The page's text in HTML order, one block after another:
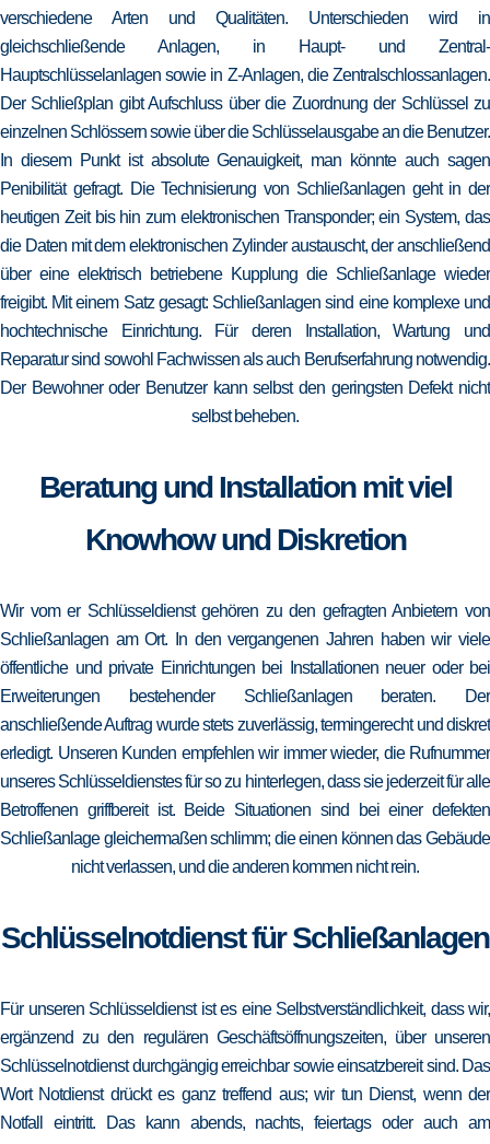
verschiedene Arten und Qualitäten. Unterschieden wird in
gleichschließende Anlagen, in Haupt- und Zentral-
Hauptschlüsselanlagen sowie in Z-Anlagen, die Zentralschlossanlagen.
Der Schließplan gibt Aufschluss über die Zuordnung der Schlüssel zu
einzelnen Schlössern sowie über die Schlüsselausgabe an die Benutzer.
In diesem Punkt ist absolute Genauigkeit, man könnte auch sagen
Penibilität gefragt. Die Technisierung von Schließanlagen geht in der
heutigen Zeit bis hin zum elektronischen Transponder; ein System, das
die Daten mit dem elektronischen Zylinder austauscht, der anschließend
über eine elektrisch betriebene Kupplung die Schließanlage wieder
freigibt. Mit einem Satz gesagt: Schließanlagen sind eine komplexe und
hochtechnische Einrichtung. Für deren Installation, Wartung und
Reparatur sind sowohl Fachwissen als auch Berufserfahrung notwendig.
Der Bewohner oder Benutzer kann selbst den geringsten Defekt nicht
selbst beheben.
Beratung und Installation mit viel
Knowhow und Diskretion
Wir vom er Schlüsseldienst gehören zu den gefragten Anbietern von
Schließanlagen am Ort. In den vergangenen Jahren haben wir viele
öffentliche und private Einrichtungen bei Installationen neuer oder bei
Erweiterungen bestehender Schließanlagen beraten. Der
anschließende Auftrag wurde stets zuverlässig, termingerecht und diskret
erledigt. Unseren Kunden empfehlen wir immer wieder, die Rufnummer
unseres Schlüsseldienstes für so zu hinterlegen, dass sie jederzeit für alle
Betroffenen griffbereit ist. Beide Situationen sind bei einer defekten
Schließanlage gleichermaßen schlimm; die einen können das Gebäude
nicht verlassen, und die anderen kommen nicht rein.
Schlüsselnotdienst für Schließanlagen
Für unseren Schlüsseldienst ist es eine Selbstverständlichkeit, dass wir,
ergänzend zu den regulären Geschäftsöffnungszeiten, über unseren
Schlüsselnotdienst durchgängig erreichbar sowie einsatzbereit sind. Das
Wort Notdienst drückt es ganz treffend aus; wir tun Dienst, wenn der
Notfall eintritt. Das kann abends, nachts, feiertags oder auch am